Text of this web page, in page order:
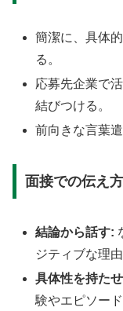
簡潔に、具体
る。
応募先企業で
結びつける。
前向きな言葉
面接での伝え方
結論から話す:
ジティブな理
具体性を持た
験やエピソー